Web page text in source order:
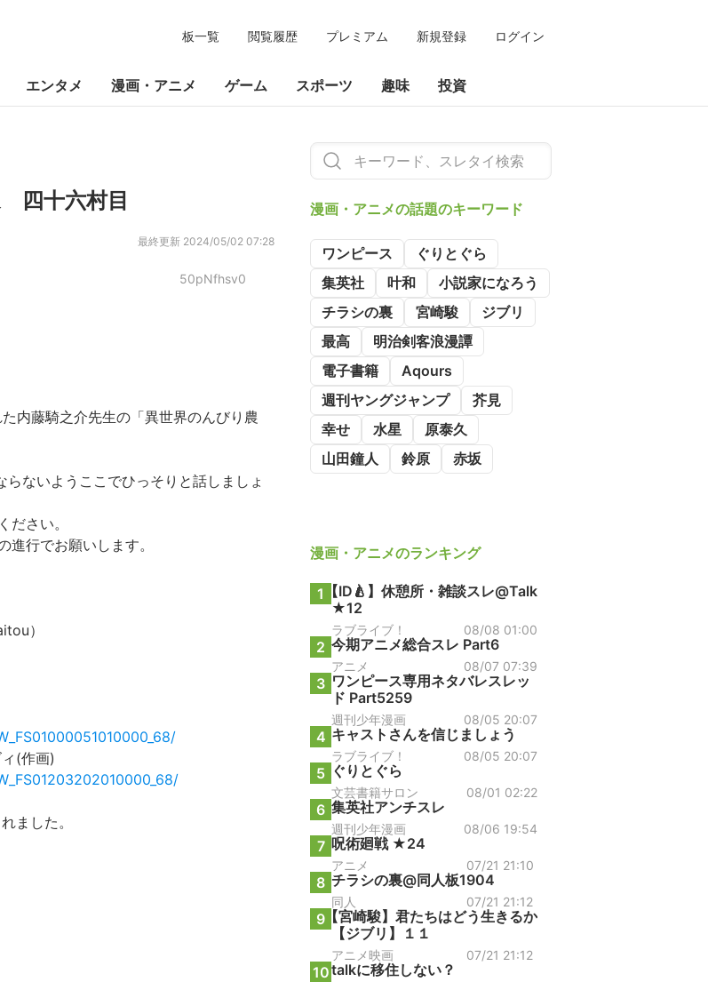
板一覧 閲覧履歴 プレミアム 新規登録 ログイン
エンタメ 漫画・アニメ ゲーム スポーツ 趣味 投資
四十六村目
最終更新 2024/05/02 07:28
50pNfhsv0
内藤騎之介先生の「異世界のんびり農
ないようここでひっそりと話しましょ
ださい。
進行でお願いします。
）
(作画)
ました。
漫画・アニメの話題のキーワード
ワンピース
ぐりとぐら
集英社
叶和
小説家になろう
チラシの裏
宮崎駿
ジブリ
最高
明治剣客浪漫譚
電子書籍
Aqours
週刊ヤングジャンプ
芥見
幸せ
水星
原泰久
山田鐘人
鈴原 赤坂
漫画・アニメのランキング
1 【ID🍐】休憩所・雑談スレ@Talk
★12
ラブライブ！ 08/08 01:00
2 今期アニメ総合スレ Part6
アニメ 08/07 07:39
3 ワンピース専用ネタバレスレッ
ド Part5259
週刊少年漫画 08/05 20:07
4 キャストさんを信じましょう
ラブライブ！ 08/05 20:07
5 ぐりとぐら
文芸書籍サロン 08/01 02:22
6 集英社アンチスレ
週刊少年漫画 08/06 19:54
7 呪術廻戦 ★24
アニメ 07/21 21:10
8 チラシの裏@同人板1904
同人 07/21 21:12
9【宮崎駿】君たちはどう生きるか
【ジブリ】１１
アニメ映画 07/21 21:12
10talkに移住しない？